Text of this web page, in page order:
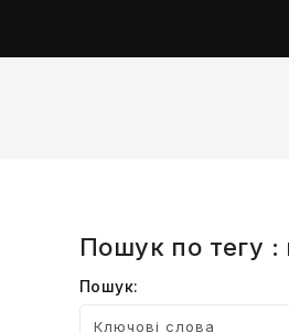
Пошук по тегу :
Пошук: